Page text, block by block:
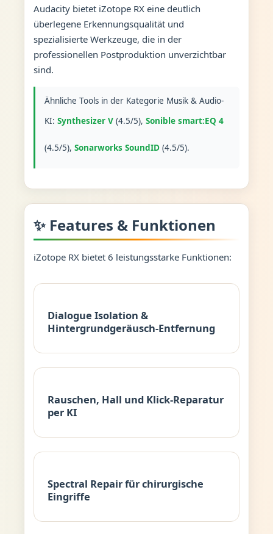
Audacity bietet iZotope RX eine deutlich
überlegene Erkennungsqualität und
spezialisierte Werkzeuge, die in der
professionellen Postproduktion unverzichtbar
sind.
Ähnliche Tools in der Kategorie Musik & Audio-
KI: Synthesizer V(4.5/5), Sonible smart:EQ 4
(4.5/5), Sonarworks SoundID(4.5/5).
✨ Features & Funktionen
iZotope RX bietet 6 leistungsstarke Funktionen:
Dialogue Isolation &
Hintergrundgeräusch-Entfernung
Rauschen, Hall und Klick-Reparatur
per KI
Spectral Repair für chirurgische
Eingriffe